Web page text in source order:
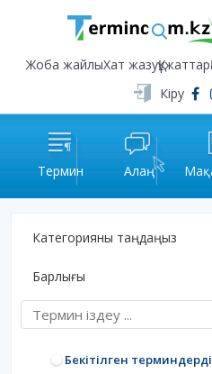
Жоба жайлыХат жазуҚұжаттар
Кіру
Термин Алаң
Категорияны таңдаңыз
Барлығы
Бекітілген терминдерді